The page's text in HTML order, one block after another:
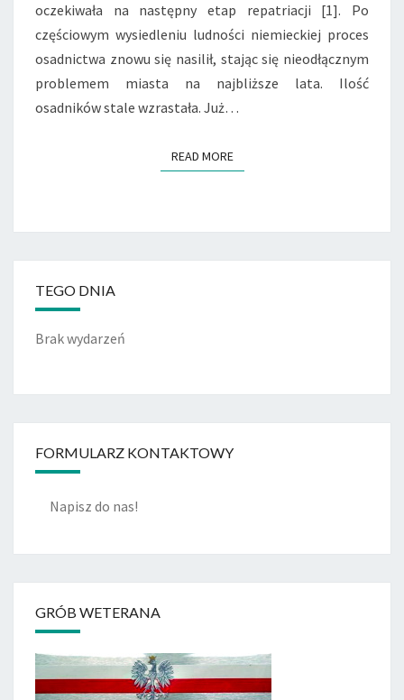
oczekiwała na następny etap repatriacji [1]. Po
częściowym wysiedleniu ludności niemieckiej proces
osadnictwa znowu się nasilił, stając się nieodłącznym
problemem miasta na najbliższe lata. Ilość
osadników stale wzrastała. Już…
READ MOREREAD MORE
TEGO DNIA
Brak wydarzeń
FORMULARZ KONTAKTOWY
Napisz do nas!
GRÓB WETERANA